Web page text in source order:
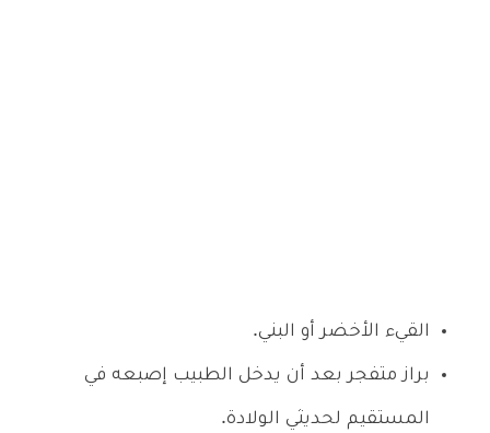
القيء الأخضر أو ​​البني.
براز متفجر بعد أن يدخل الطبيب إصبعه في
المستقيم لحديثي الولادة.